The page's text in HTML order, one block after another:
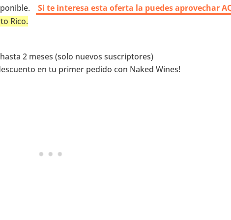
Si te interesa esta oferta la puedes aprovechar
Rico.
2 meses (solo nuevos suscriptores)
en tu primer pedido con Naked Wines!